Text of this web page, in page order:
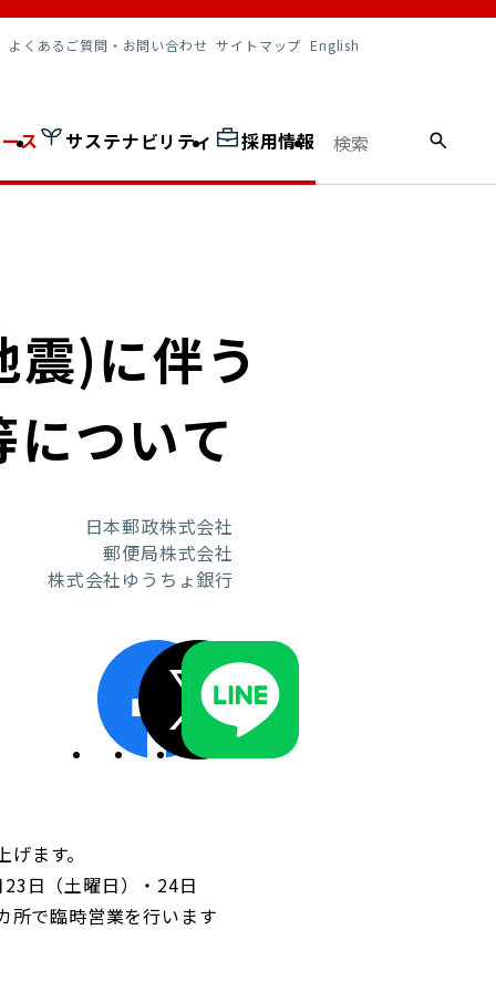
よくあるご質問・お問い合わせ サイトマップ English
ス サステナビリティ 採用情報
)に伴う
ついて
日本郵政株式会社
郵便局株式会社
株式会社ゆうちょ銀行
ます。
日（土曜日）・24日
所で臨時営業を行います